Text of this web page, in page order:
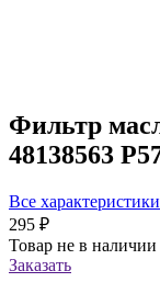
Фильтр
48138563
Все характеристики
295 ₽
Товар не в наличии
Заказать